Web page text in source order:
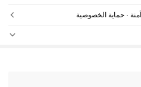
· حماية الخصوصية